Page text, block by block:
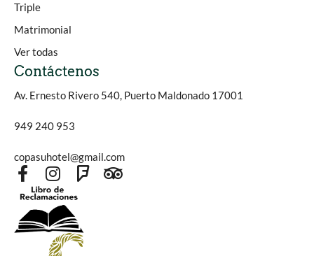
Triple
Matrimonial
Ver todas
Contáctenos
Av. Ernesto Rivero 540, Puerto Maldonado 17001
949 240 953
copasuhotel@gmail.com